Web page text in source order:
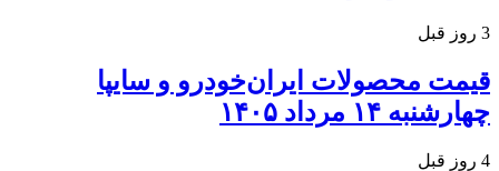
3 روز قبل
قیمت محصولات ایران‌خودرو و سایپا
چهارشنبه ۱۴ مرداد ۱۴۰۵
4 روز قبل